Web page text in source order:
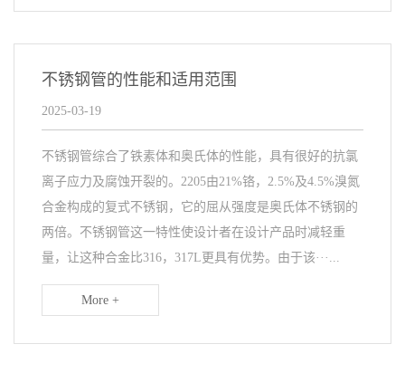
不锈钢管的性能和适用范围
2025-03-19
不锈钢管综合了铁素体和奥氏体的性能，具有很好的抗氯
离子应力及腐蚀开裂的。2205由21%铬，2.5%及4.5%溴氮
合金构成的复式不锈钢，它的屈从强度是奥氏体不锈钢的
两倍。不锈钢管这一特性使设计者在设计产品时减轻重
量，让这种合金比316，317L更具有优势。由于该···...
More +